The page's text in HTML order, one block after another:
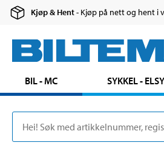
Kjøp & Hent- Kjøp på nett og hent i
BIL - MC SYKKEL -